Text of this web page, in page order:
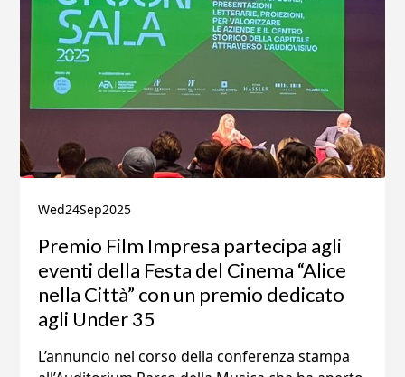
Wed24Sep2025
Premio Film Impresa partecipa agli
eventi della Festa del Cinema “Alice
nella Città” con un premio dedicato
agli Under 35
L’annuncio nel corso della conferenza stampa